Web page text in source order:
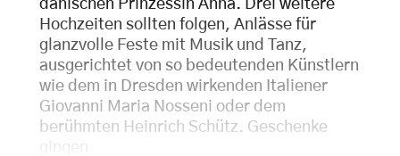
dänischen Prinzessin Anna. Drei weitere
Hochzeiten sollten folgen, Anlässe für
glanzvolle Feste mit Musik und Tanz,
ausgerichtet von so bedeutenden Künstlern
wie dem in Dresden wirkenden Italiener
Giovanni Maria Nosseni oder dem
berühmten Heinrich Schütz. Geschenke
gingen